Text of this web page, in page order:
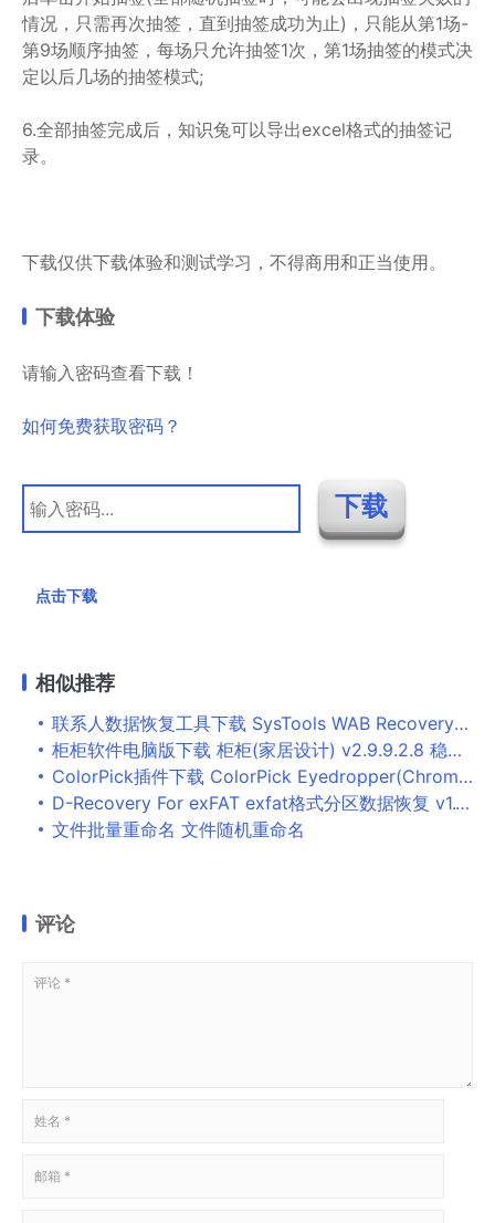
情况，只需再次抽签，直到抽签成功为止)，只能从第1场-
第9场顺序抽签，每场只允许抽签1次，第1场抽签的模式决
定以后几场的抽签模式;
6.全部抽签完成后，知识兔可以导出excel格式的抽签记
录。
下载仅供下载体验和测试学习，不得商用和正当使用。
下载体验
请输入密码查看下载！
如何免费获取密码？
点击下载
相似推荐
联系人数据恢复工具下载 SysTools WAB Recovery(联系人数据恢复软件) v1.1.0.1 官方版
柜柜软件电脑版下载 柜柜(家居设计) v2.9.9.2.8 稳定版 32/64位 免费安装版
ColorPick插件下载 ColorPick Eyedropper(Chrome网页取色插件) v0.0.2.36 安装免费版
D-Recovery For exFAT exfat格式分区数据恢复 v1.1 中文免装版
文件批量重命名 文件随机重命名
评论